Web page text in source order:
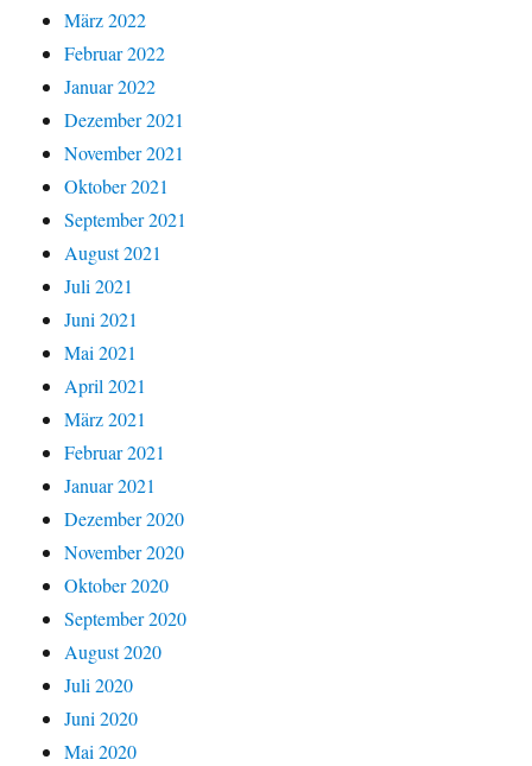
März 2022
Februar 2022
Januar 2022
Dezember 2021
November 2021
Oktober 2021
September 2021
August 2021
Juli 2021
Juni 2021
Mai 2021
April 2021
März 2021
Februar 2021
Januar 2021
Dezember 2020
November 2020
Oktober 2020
September 2020
August 2020
Juli 2020
Juni 2020
Mai 2020